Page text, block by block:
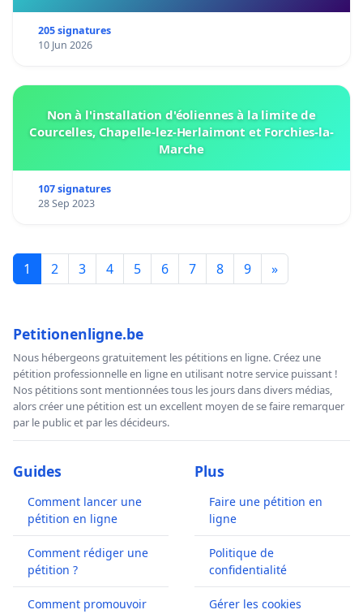
205 signatures
10 Jun 2026
Non à l'installation d'éoliennes à la limite de
Courcelles, Chapelle-lez-Herlaimont et Forchies-la-
Marche
107 signatures
28 Sep 2023
1 2 3 4 5 6 7 8 9 »
Petitionenligne.be
Nous hébergeons gratuitement les pétitions en ligne. Créez une
pétition professionnelle en ligne en utilisant notre service puissant !
Nos pétitions sont mentionnées tous les jours dans divers médias,
alors créer une pétition est un excellent moyen de se faire remarquer
par le public et par les décideurs.
Guides
Comment lancer une
pétition en ligne
Comment rédiger une
pétition ?
Comment promouvoir
Plus
Faire une pétition en
ligne
Politique de
confidentialité
Gérer les cookies